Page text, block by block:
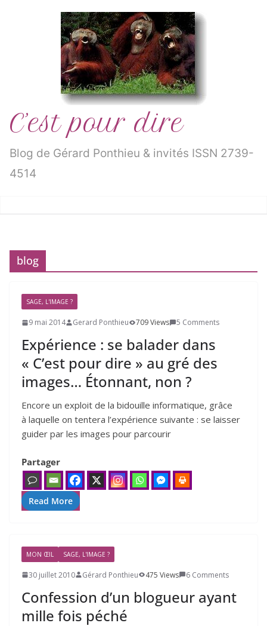
C’est pour dire
Blog de Gérard Ponthieu & invités ISSN 2739-
4514
blog
SAGE, L'IMAGE ?
9 mai 2014 Gerard Ponthieu 709 Views 5 Comments
Expérience : se balader dans
« C’est pour dire » au gré des
images… Étonnant, non ?
Encore un exploit de la bidouille infor­ma­tique, grâce
à laquelle on ten­te­ra l’ex­pé­rience sui­vante : se lais­ser
gui­der par les images pour par­cou­rir
Partager
Read More
MON ŒIL SAGE, L'IMAGE ?
30 juillet 2010 Gérard Ponthieu 475 Views 6 Comments
Confession d’un blogueur ayant
mille fois péché